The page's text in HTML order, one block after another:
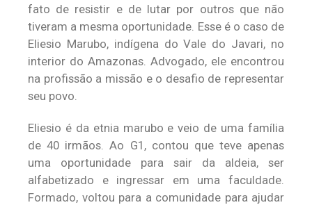
fato de resistir e de lutar por outros que não
tiveram a mesma oportunidade. Esse é o caso de
Eliesio Marubo, indígena do Vale do Javari, no
interior do Amazonas. Advogado, ele encontrou
na profissão a missão e o desafio de representar
seu povo.
Eliesio é da etnia marubo e veio de uma família
de 40 irmãos. Ao G1, contou que teve apenas
uma oportunidade para sair da aldeia, ser
alfabetizado e ingressar em uma faculdade.
Formado, voltou para a comunidade para ajudar